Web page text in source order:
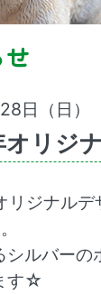
日（日）
オリジ
リジナル
シルバー
す☆